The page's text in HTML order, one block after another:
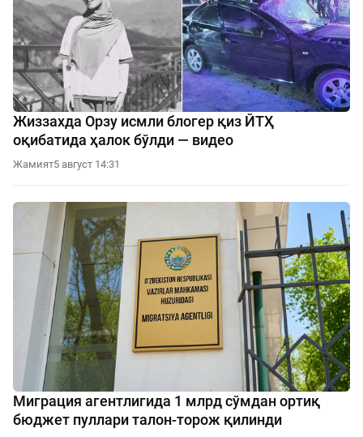
Жиззахда Орзу исмли блогер қиз ЙТҲ
оқибатида ҳалок бўлди — видео
Жамият5 август 14:31
Миграция агентлигида 1 млрд сўмдан ортиқ
бюджет пуллари талон-торож қилинди